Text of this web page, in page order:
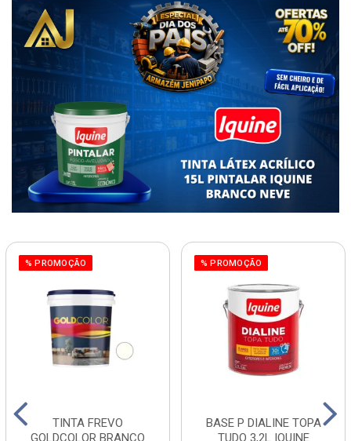
% PROMOÇÃO
TINTA FREVO
GOLDCOLOR BRANCO
% PROMOÇÃO
BASE P DIALINE TOPA
TUDO 3,2L IQUINE